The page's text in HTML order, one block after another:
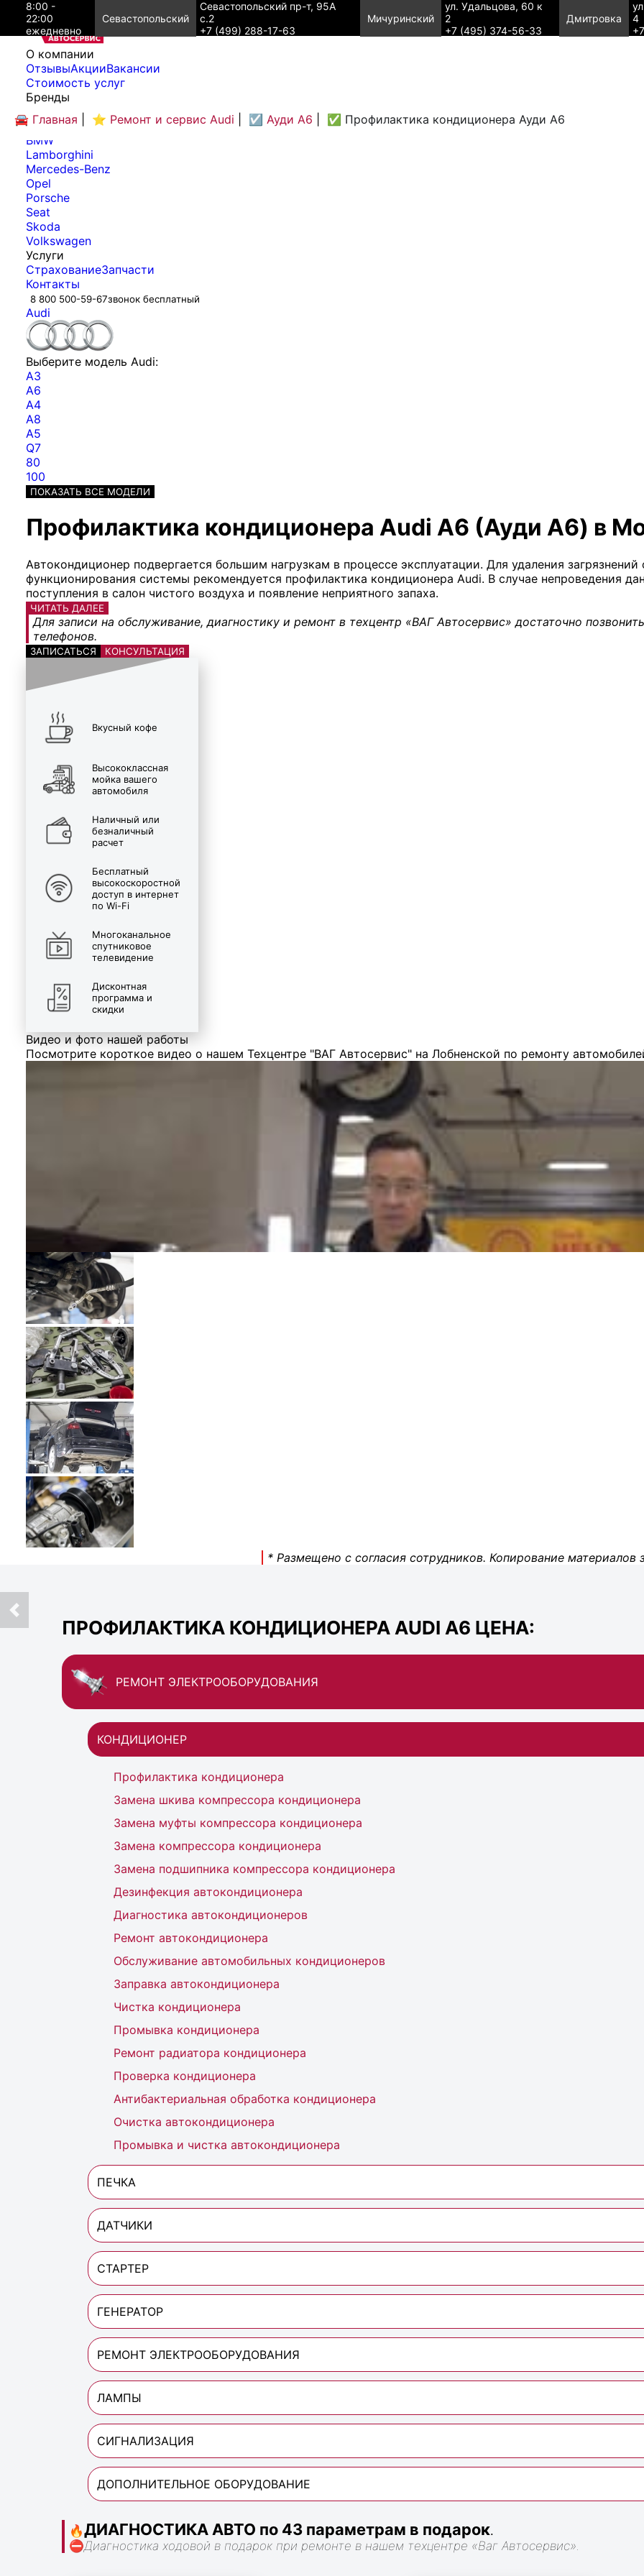
8:00 -
22:00
ежедневно
Севастопольский
Севастопольский пр-т, 95А
с.2
+7 (499) 288-17-63
Мичуринский
ул. Удальцова, 60 к
2
+7 (495) 374-56-33
Дмитровка
4
O компании
ОтзывыАкцииВакансии
Cтоимость услуг
Бренды
Audi
Bentley
BMW
Lamborghini
Mercedes-Benz
Opel
Porsche
Seat
Skoda
Volkswagen
Услуги
СтрахованиеЗапчасти
Контакты
8 800 500-59-67звонок бесплатный
🚘 Главная ⭐ Ремонт и сервис Audi ☑️ Ауди А6 ✅ Профилактика кондиционера Ауди А6
Audi
Выберите модель Audi:
A3
A6
A4
A8
A5
Q7
80
100
ПОКАЗАТЬ ВСЕ МОДЕЛИ
Профилактика кондиционера Audi A6 (Ауди А6) в
Автокондиционер подвергается большим нагрузкам в процессе эксплуатации. Для удаления
функционирования системы рекомендуется профилактика кондиционера Audi. В случае непроведения
поступления в салон чистого воздуха и появление неприятного запаха.
ЧИТАТЬ ДАЛЕЕ
Для записи на обслуживание, диагностику и ремонт в техцентр «ВАГ Автосервис» достаточно
телефонов.
ЗАПИСАТЬСЯ КОНСУЛЬТАЦИЯ
Вкусный кофе
Высококлассная
мойка вашего
автомобиля
Наличный или
безналичный
расчет
Бесплатный
высокоскоростной
доступ в интернет
по Wi-Fi
Многоканальное
спутниковое
телевидение
Дисконтная
программа и
скидки
Видео и фото нашей работы
Посмотрите короткое видео о нашем Техцентре "ВАГ Автосервис" на Лобненской по ремонту
* Размещено с согласия сотрудников. Копирование материалов
ПРОФИЛАКТИКА КОНДИЦИОНЕРА AUDI A6 ЦЕНА:
РЕМОНТ ЭЛЕКТРООБОРУДОВАНИЯ
КОНДИЦИОНЕР
Профилактика кондиционера
Замена шкива компрессора кондиционера
Замена муфты компрессора кондиционера
Замена компрессора кондиционера
Замена подшипника компрессора кондиционера
Дезинфекция автокондиционера
Диагностика автокондиционеров
Ремонт автокондиционера
Обслуживание автомобильных кондиционеров
Заправка автокондиционера
Чистка кондиционера
Промывка кондиционера
Ремонт радиатора кондиционера
Проверка кондиционера
Антибактериальная обработка кондиционера
Очистка автокондиционера
Промывка и чистка автокондиционера
ПЕЧКА
ДАТЧИКИ
СТАРТЕР
ГЕНЕРАТОР
РЕМОНТ ЭЛЕКТРООБОРУДОВАНИЯ
ЛАМПЫ
СИГНАЛИЗАЦИЯ
ДОПОЛНИТЕЛЬНОЕ ОБОРУДОВАНИЕ
🔥ДИАГНОСТИКА АВТО по 43 параметрам в подарок.
⛔Диагностика ходовой в подарок при ремонте в нашем техцентре «Ваг Автосервис».